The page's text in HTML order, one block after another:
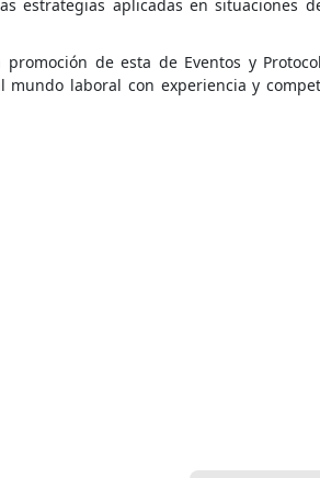
estrategias aplicadas en situaciones
de esta de Eventos y
mundo laboral con experiencia y